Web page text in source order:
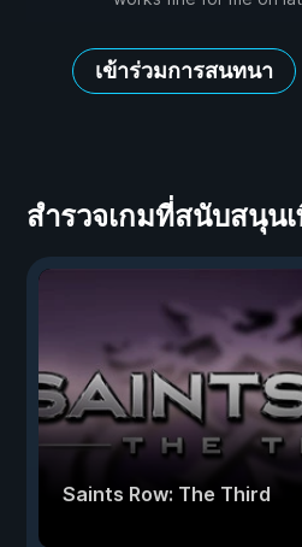
เข้าร่วมการสนทนา
สำรวจเกมที่สนับสนุน
Saints Row: The Third